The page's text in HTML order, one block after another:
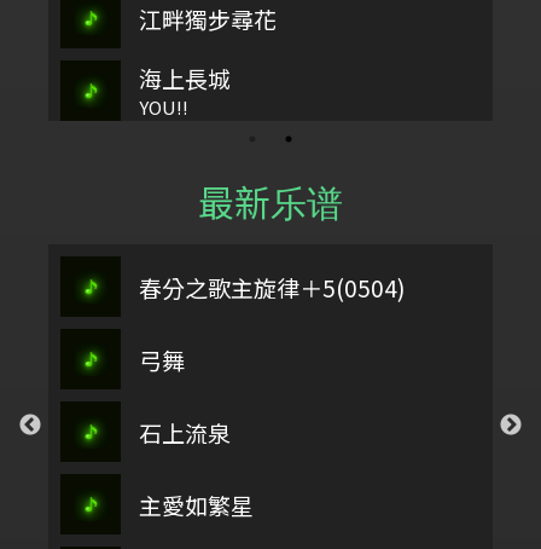
江畔獨步尋花
海上長城
YOU!!
最新乐谱
春分之歌主旋律＋5(0504)
弓舞
石上流泉
主愛如繁星